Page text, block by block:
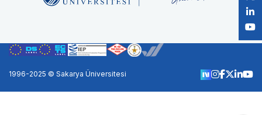
1996-2025 © Sakarya Üniversitesi